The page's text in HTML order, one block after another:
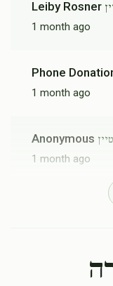
Leiby Rosner
1 month ago
Phone
1 month ago
Anonymous
1 month ago